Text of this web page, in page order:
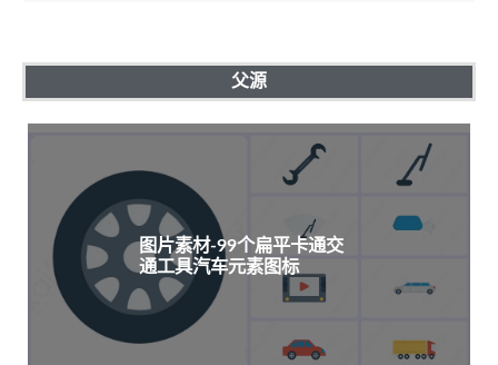
父源
图片素材-99个扁平卡通交
通工具汽车元素图标